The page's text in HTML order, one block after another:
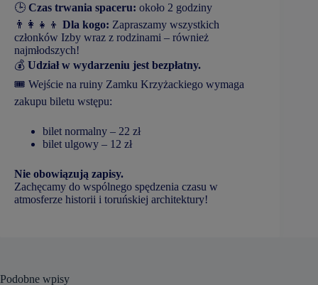
🕒 Czas trwania spaceru: około 2 godziny
👨‍👩‍👧‍👦 Dla kogo: Zapraszamy wszystkich
członków Izby wraz z rodzinami – również
najmłodszych!
💰 Udział w wydarzeniu jest bezpłatny.
🎟️ Wejście na ruiny Zamku Krzyżackiego wymaga
zakupu biletu wstępu:
bilet normalny – 22 zł
bilet ulgowy – 12 zł
Nie obowiązują zapisy.
Zachęcamy do wspólnego spędzenia czasu w
atmosferze historii i toruńskiej architektury!
Podobne wpisy